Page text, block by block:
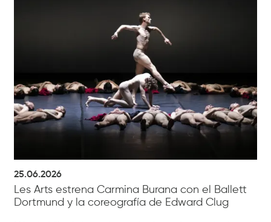
25.06.2026
Les Arts estrena Carmina Burana con el Ballett
Dortmund y la coreografía de Edward Clug